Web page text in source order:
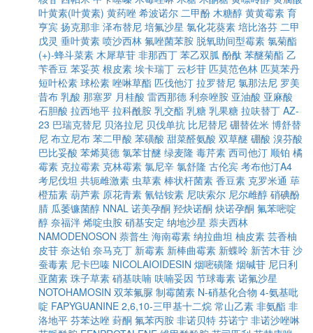
叶黄素(叶黄素) 黄药唑 希波诺尔 二甲酚 木糖醇 黄黄霉素 育
亨宾 扬克那非 泽布替尼 培氟沙星 氯化花葵素 培比洛芬 二甲
戊灵 垂叶黄素 喷沙西林 氟唑菌苯胺 脱氧助间型霉素 氯菊酯
(+)-蜂斗菜素 木犀草苷 非那西丁 苯乙双胍 酚酞 苯醚菊酯 乙
苄香豆 苯妥英 根皮素 埃卡瑞丁 云杉苷 匹莫范色林 匹莫苯丹
短叶松素 球松素 唑啉草酯 匹伐他汀 拉罗替尼 氯那法尼 罗美
昔布 乳酸 那塞罗 月桂酸 雷西那德 利奈唑胺 亚油酸 亚麻酸
石胆酸 拉西地平 拉科酰胺 乳交酯 乳糖 乳果糖 拉呋替丁 AZ-
23 巴瑞克替尼 贝洛拉尼 贝伐单抗 比尼替尼 硼替佐米 博舒替
尼 布立尼布 苯二甲酸 苯磺酸 甜菜醛氨酸 双草醚 硼酸 溴芬酸
巴比妥酸 苯烯莫德 氯苯甘醚 绿麦隆 毒芹素 西司他汀 顺铂 橘
霉素 克拉霉素 克林霉素 氯尼辛 氯舒隆 古伦宾 考布他汀A4
考尼伐坦 共轭雌激素 虫草素 棒状杆菌素 香豆素 克罗米通 荜
橙茄素 葫芦素 原花青素 氰钴铵素 尼呋索尔 尼尔雌醇 硝碘酚
腈 瓜萎镰菌醇 NNAL 诺美孕酮 羟炔诺酮 炔诺孕酮 氟苯嘧啶
醇 奈福泮 烯啶虫胺 硝基安定 纳地沙星 萘夫西林
NAMODENOSON 萘普生 海南霉素 纳拉曲坦 柚皮素 芸香柚
皮苷 奈达铂 奈马克丁 新霉素 新棒曲霉素 新蝶呤 新苦木苷 沙
蚕毒素 尼卡巴嗪 NICOLAIOIDESIN 烟嘧磺隆 烟碱苷 尼日利
亚菌素 珠子草素 硝基呋喃 呋喃妥因 节球毒素 诺氟沙星
NOTOHAMOSIN 双苯氟脲 制霉菌素 N-硝基化合物 4-氨基吡
啶 FAPYGUANINE 2,6,10-三甲基十二烷 常山乙素 非氨酯 非
洛地平 芬苯达唑 葑酮 氟苯丙胺 非诺贝特 芬诺宁 非诺沙唑啉